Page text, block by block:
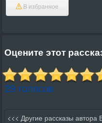
В избранное
Оцените этот
29 голосов
<<< Другие рассказы автора